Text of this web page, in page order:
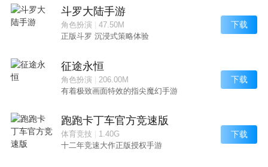
斗罗大陆手游
角色扮演| 47.50M
正版斗罗 沉浸式策略体验
下载
征途永恒
角色扮演| 206.00M
有着极致画面特效的指尖魔幻手游
下载
跑跑卡丁车官方竞速版
体育竞技
1.40G
十二年竞速大作正版授权手游
下载